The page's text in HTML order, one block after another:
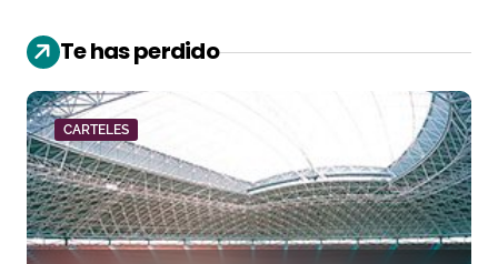
Te has perdido
CARTELES